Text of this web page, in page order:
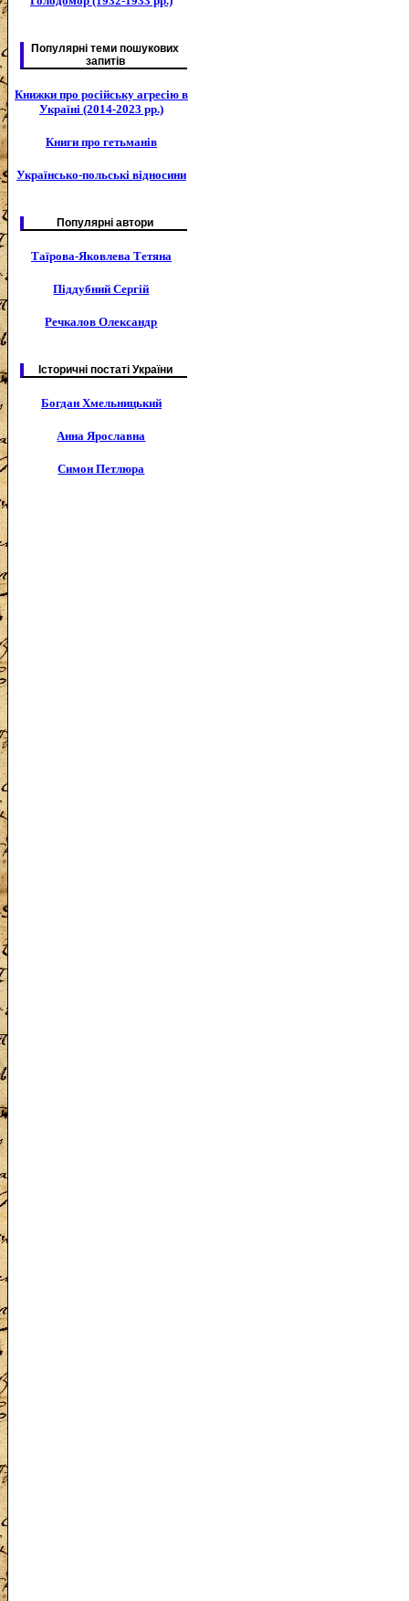
Популярні теми пошукових
запитів
Книжки про російську агресію в
Україні (2014-2023 рр.)
Книги про гетьманів
Українсько-польські відносини
Популярні автори
Таїрова-Яковлева Тетяна
Піддубний Сергій
Речкалов Олександр
Історичні постаті України
Богдан Хмельницький
Анна Ярославна
Симон Петлюра